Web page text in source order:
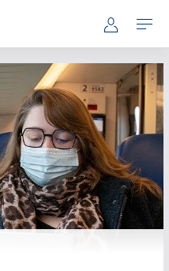
Mijn NS
Openen